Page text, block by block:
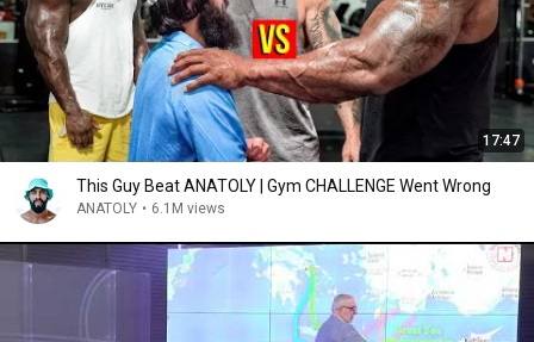
17:47
This Guy Beat ANATOLY | Gym CHALLENGE Went Wrong
ANATOLY • 6.1M views